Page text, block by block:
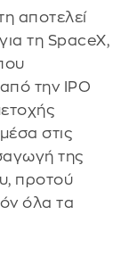
αποτελεί
τη SpaceX,
την IPO
στις
της
προτού
όλα τα